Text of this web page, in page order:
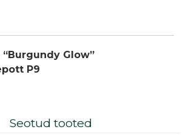
Glow”
P9
Seotud tooted